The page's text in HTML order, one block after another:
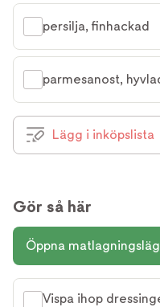
persilja, finhackad
parmesanost,
Lägg i inköpslista
Gör så här
Öppna
Vispa ihop